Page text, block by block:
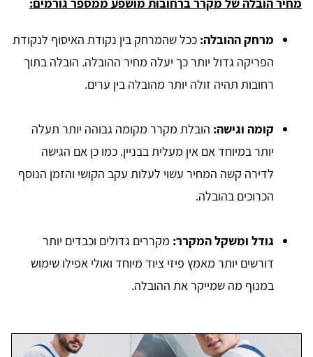
מרחק ההובלה: ככל שהמרחק בין נקודת האיסוף לנקודת
הפריקה גדול יותר כך יעלה מחיר ההובלה. הובלה בתוך
רחובות תהיה זולה יותר מהובלה בין ערים.
קומה וגישה: הובלת מקרר מקומה גבוהה יותר תעלה
יותר במיוחד אם אין מעלית בבניין. כמו כן אם הגישה
לדירה קשה המחיר עשוי לעלות עקב הקושי והזמן הנוסף
הכרוכים בהובלה.
גודל ומשקל המקרר: מקררים גדולים וכבדים יותר
דורשים יותר מאמץ פיזי ציוד מיוחד ואולי אפילו שימוש
במנוף מה שמייקר את ההובלה.